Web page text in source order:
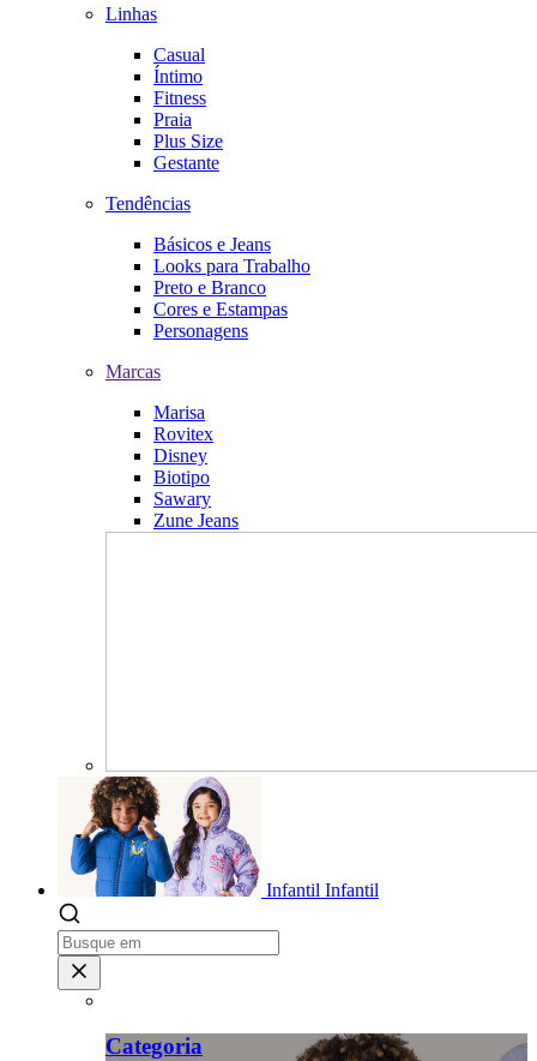
Linhas
Casual
Íntimo
Fitness
Praia
Plus Size
Gestante
Tendências
Básicos e Jeans
Looks para Trabalho
Preto e Branco
Cores e Estampas
Personagens
Marcas
Marisa
Rovitex
Disney
Biotipo
Sawary
Zune Jeans
Infantil Infantil
Categoria